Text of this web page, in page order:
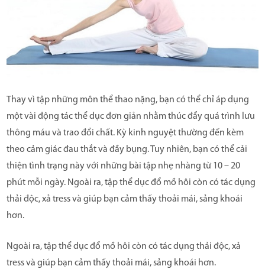
Thay vì tập những môn thể thao nặng, bạn có thể chỉ áp dụng
một vài động tác thể dục đơn giản nhằm thúc đẩy quá trình lưu
thông máu và trao đổi chất. Kỳ kinh nguyệt thường đến kèm
theo cảm giác đau thắt và đầy bụng. Tuy nhiên, bạn có thể cải
thiện tình trạng này với những bài tập nhẹ nhàng từ 10 – 20
phút mỗi ngày. Ngoài ra, tập thể dục đổ mồ hôi còn có tác dụng
thải độc, xả tress và giúp bạn cảm thấy thoải mái, sảng khoái
hơn.
Ngoài ra, tập thể dục đổ mồ hôi còn có tác dụng thải độc, xả
tress và giúp bạn cảm thấy thoải mái, sảng khoái hơn.